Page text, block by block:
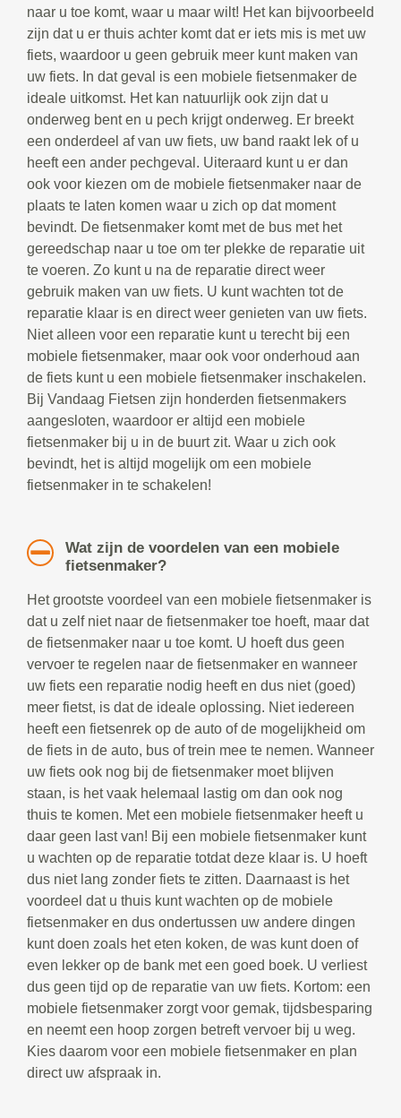
naar u toe komt, waar u maar wilt! Het kan bijvoorbeeld
zijn dat u er thuis achter komt dat er iets mis is met uw
fiets, waardoor u geen gebruik meer kunt maken van
uw fiets. In dat geval is een mobiele fietsenmaker de
ideale uitkomst. Het kan natuurlijk ook zijn dat u
onderweg bent en u pech krijgt onderweg. Er breekt
een onderdeel af van uw fiets, uw band raakt lek of u
heeft een ander pechgeval. Uiteraard kunt u er dan
ook voor kiezen om de mobiele fietsenmaker naar de
plaats te laten komen waar u zich op dat moment
bevindt. De fietsenmaker komt met de bus met het
gereedschap naar u toe om ter plekke de reparatie uit
te voeren. Zo kunt u na de reparatie direct weer
gebruik maken van uw fiets. U kunt wachten tot de
reparatie klaar is en direct weer genieten van uw fiets.
Niet alleen voor een reparatie kunt u terecht bij een
mobiele fietsenmaker, maar ook voor onderhoud aan
de fiets kunt u een mobiele fietsenmaker inschakelen.
Bij Vandaag Fietsen zijn honderden fietsenmakers
aangesloten, waardoor er altijd een mobiele
fietsenmaker bij u in de buurt zit. Waar u zich ook
bevindt, het is altijd mogelijk om een mobiele
fietsenmaker in te schakelen!
Wat zijn de voordelen van een mobiele
fietsenmaker?
Het grootste voordeel van een mobiele fietsenmaker is
dat u zelf niet naar de fietsenmaker toe hoeft, maar dat
de fietsenmaker naar u toe komt. U hoeft dus geen
vervoer te regelen naar de fietsenmaker en wanneer
uw fiets een reparatie nodig heeft en dus niet (goed)
meer fietst, is dat de ideale oplossing. Niet iedereen
heeft een fietsenrek op de auto of de mogelijkheid om
de fiets in de auto, bus of trein mee te nemen. Wanneer
uw fiets ook nog bij de fietsenmaker moet blijven
staan, is het vaak helemaal lastig om dan ook nog
thuis te komen. Met een mobiele fietsenmaker heeft u
daar geen last van! Bij een mobiele fietsenmaker kunt
u wachten op de reparatie totdat deze klaar is. U hoeft
dus niet lang zonder fiets te zitten. Daarnaast is het
voordeel dat u thuis kunt wachten op de mobiele
fietsenmaker en dus ondertussen uw andere dingen
kunt doen zoals het eten koken, de was kunt doen of
even lekker op de bank met een goed boek. U verliest
dus geen tijd op de reparatie van uw fiets. Kortom: een
mobiele fietsenmaker zorgt voor gemak, tijdsbesparing
en neemt een hoop zorgen betreft vervoer bij u weg.
Kies daarom voor een mobiele fietsenmaker en plan
direct uw afspraak in.